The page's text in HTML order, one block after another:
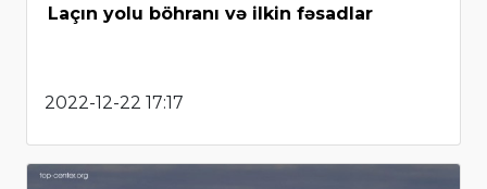
Laçın yolu böhranı və ilkin fəsadlar
2022-12-22 17:17